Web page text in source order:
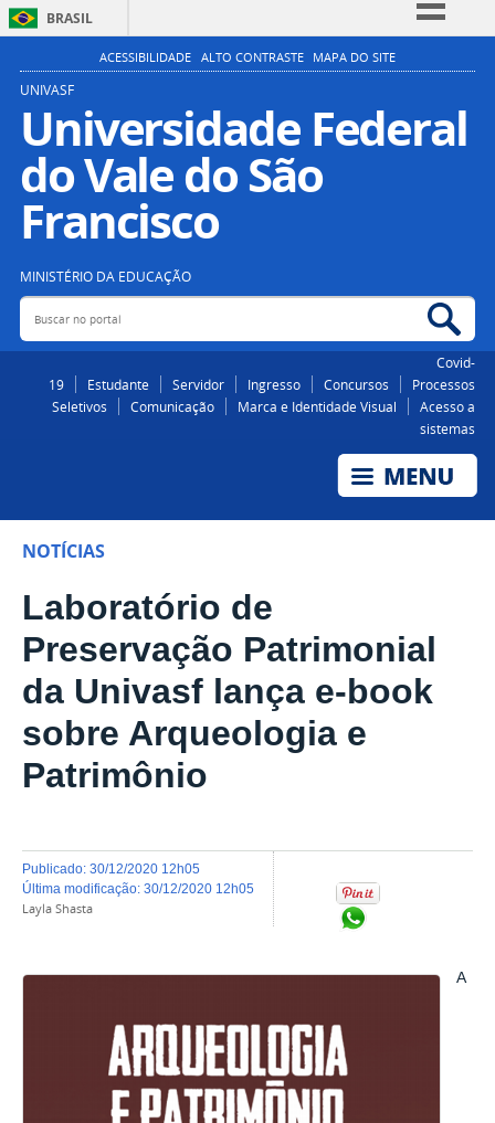
BRASIL
Simplifique!
Participe
Acesso à informação
Legislação
ACESSIBILIDADE ALTO CONTRASTE MAPA DO SITE
UNIVASF
Universidade Federal
do Vale do São
Francisco
MINISTÉRIO DA EDUCAÇÃO
Buscar no portal
Covid-
19
Estudante Servidor Ingresso Concursos
Processos
Seletivos
Comunicação Marca e Identidade Visual
Acesso a
sistemas
NOTÍCIAS
Laboratório de
Preservação Patrimonial
da Univasf lança e-book
sobre Arqueologia e
Patrimônio
publicado: 30/12/2020 12h05
última modificação: 30/12/2020 12h05
Layla Shasta
A